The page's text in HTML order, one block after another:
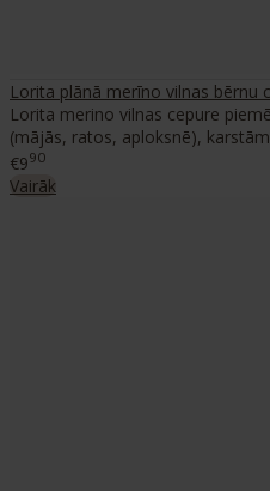
Lorita plānā merīno vilnas bērnu
Lorita merino vilnas cepure
(mājās, ratos, aploksnē),
€990
Vairāk